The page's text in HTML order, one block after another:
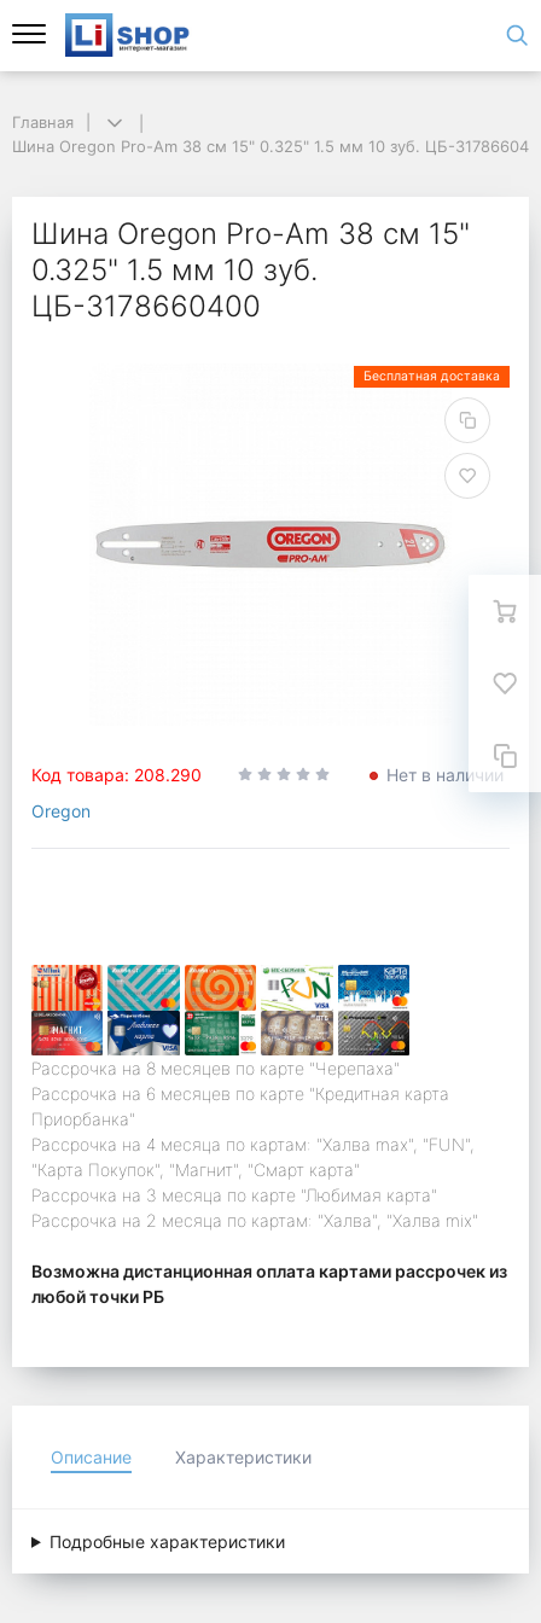
Главная
Шина Oregon Pro-Am 38 см 15" 0.325" 1.5 мм 10 зуб. ЦБ-
Шина Oregon Pro-Am 38 см 15"
0.325" 1.5 мм 10 зуб.
ЦБ-3178660400
Бесплатная доставка
Код товара: 208.290
Нет в наличии
Oregon
Рассрочка на 8 месяцев по карте "Черепаха"
Рассрочка на 6 месяцев по карте "Кредитная карта
Приорбанка"
Рассрочка на 4 месяца по картам: "Халва max", "FUN",
"Карта Покупок", "Магнит", "Смарт карта"
Рассрочка на 3 месяца по карте "Любимая карта"
Рассрочка на 2 месяца по картам: "Халва", "Халва mix"
Возможна дистанционная оплата картами рассрочек из
любой точки РБ
Описание Характеристики
Подробные характеристики